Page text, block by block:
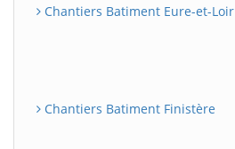
Chantiers Batiment Eure-et-Loir
Chantiers Batiment Finistère